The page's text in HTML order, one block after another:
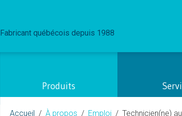
Fabricant québécois depuis 1988
Produits
Accueil À propos Emploi Technicien(ne)